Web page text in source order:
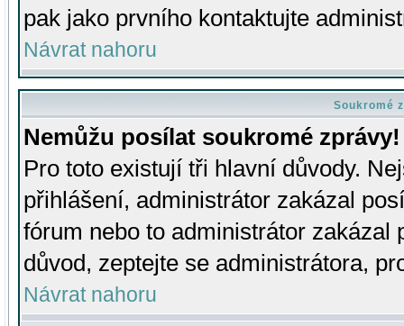
pak jako prvního kontaktujte
Návrat nahoru
Soukromé
Nemůžu posílat soukromé zprávy!
Pro toto existují tři hlavní důvody.
přihlášení, administrátor zakázal
fórum nebo to administrátor zakázal
důvod, zeptejte se administrátora,
Návrat nahoru